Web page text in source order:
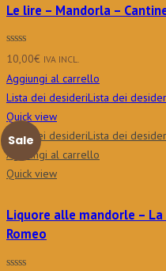
Le lire – Mandorla –
10,00€ IVA INCL.
Aggiungi al carrello
Lista dei desideriLista dei
Quick view
Sale
Lista dei desideriLista dei
Aggiungi al carrello
Quick view
Liquore alle mandorle – La
Romeo